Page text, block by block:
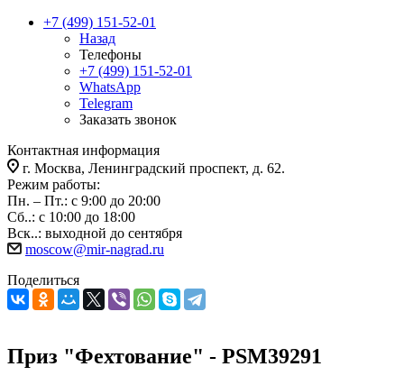
+7 (499) 151-52-01
Назад
Телефоны
+7 (499) 151-52-01
WhatsApp
Telegram
Заказать звонок
Контактная информация
г. Москва, Ленинградский проспект, д. 62.
Режим работы:
Пн. – Пт.: с 9:00 до 20:00
Сб..: с 10:00 до 18:00
Вск..: выходной до сентября
moscow@mir-nagrad.ru
Поделиться
Приз "Фехтование" - PSM39291